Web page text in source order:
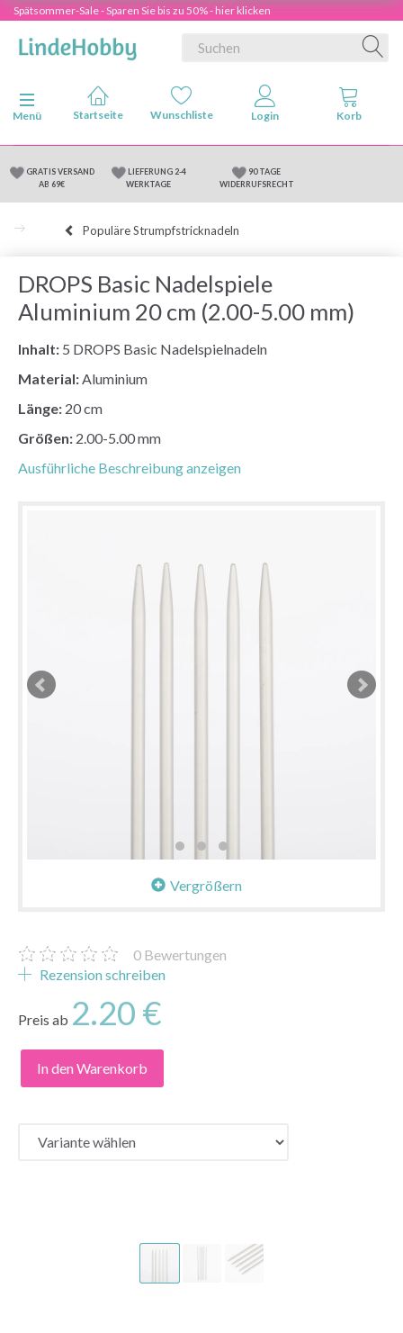
Spätsommer-Sale - Sparen Sie bis zu 50% - hier klicken
Anzeige ändern
Menü
GRATIS VERSAND
AB 69€
LIEFERUNG 2-4
WERKTAGE
90 TAGE
WIDERRUFSRECHT
Populäre Strumpfstricknadeln
DROPS Basic Nadelspiele
Aluminium 20 cm (2.00-5.00 mm)
Inhalt: 5 DROPS Basic Nadelspielnadeln
Material: Aluminium
Länge: 20 cm
Größen: 2.00-5.00 mm
Ausführliche Beschreibung anzeigen
Vergrößern
0 Bewertungen
Rezension schreiben
Preis ab 2.20 €
In den Warenkorb